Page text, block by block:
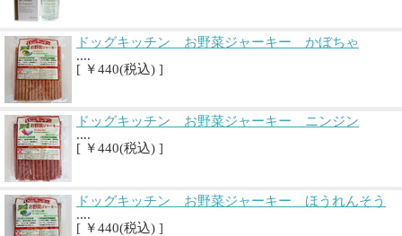
ドッグキッチン お野菜ジャーキー かぼちゃ
....
[ ￥440(税込) ]
ドッグキッチン お野菜ジャーキー ニンジン
....
[ ￥440(税込) ]
ドッグキッチン お野菜ジャーキー ほうれんそう
....
[ ￥440(税込) ]